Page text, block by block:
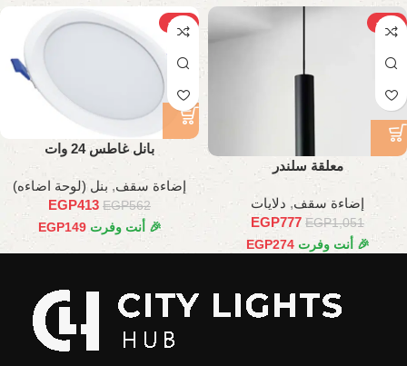
-26%
معلقة سلندر
إضاءة سقف, دلايات
EGP1,051
EGP777
🎉 أنت وفرت EGP274
-27%
بانل غاطس 24 وات
إضاءة سقف, بنل (لوحة اضاءه)
EGP562
EGP413
🎉 أنت وفرت EGP149